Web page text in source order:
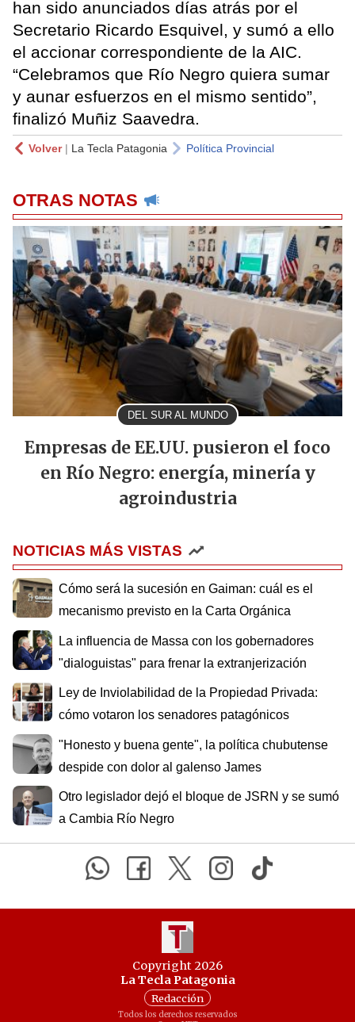
han sido anunciados días atrás por el
Secretario Ricardo Esquivel, y sumó a ello
el accionar correspondiente de la AIC.
“Celebramos que Río Negro quiera sumar
y aunar esfuerzos en el mismo sentido”,
finalizó Muñiz Saavedra.
Volver| La Tecla Patagonia Política Provincial
OTRAS NOTAS
DEL SUR AL MUNDO
Empresas de EE.UU. pusieron el foco
en Río Negro: energía, minería y
agroindustria
NOTICIAS MÁS VISTAS
Cómo será la sucesión en Gaiman: cuál es el
mecanismo previsto en la Carta Orgánica
La influencia de Massa con los gobernadores
"dialoguistas" para frenar la extranjerización
Ley de Inviolabilidad de la Propiedad Privada:
cómo votaron los senadores patagónicos
"Honesto y buena gente", la política chubutense
despide con dolor al galenso James
Otro legislador dejó el bloque de JSRN y se sumó
a Cambia Río Negro
Copyright 2026
La Tecla Patagonia
Redacción
Todos los derechos reservados